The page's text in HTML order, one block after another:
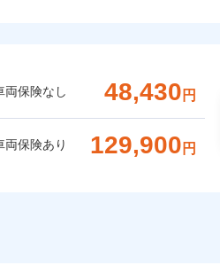
両保険なし 48,430 円
両保険あり 129,900 円